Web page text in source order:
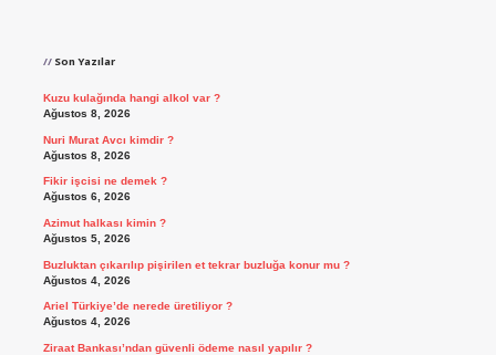
Son Yazılar
Kuzu kulağında hangi alkol var ?
Ağustos 8, 2026
Nuri Murat Avcı kimdir ?
Ağustos 8, 2026
Fikir işcisi ne demek ?
Ağustos 6, 2026
Azimut halkası kimin ?
Ağustos 5, 2026
Buzluktan çıkarılıp pişirilen et tekrar buzluğa konur mu ?
Ağustos 4, 2026
Ariel Türkiye’de nerede üretiliyor ?
Ağustos 4, 2026
Ziraat Bankası’ndan güvenli ödeme nasıl yapılır ?